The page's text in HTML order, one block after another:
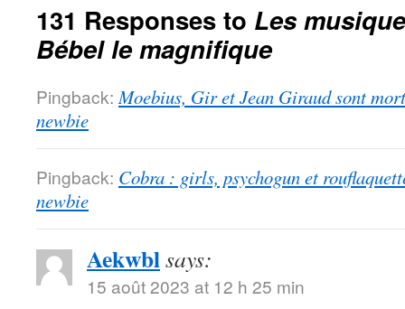
131 Responses to Les
Bébel le magnifique
Pingback: Moebius, Gir et Jean Giraud sont
newbie
Pingback: Cobra : girls, psychogun et
newbie
Aekwblsays:
15 août 2023 at 12 h 25 min